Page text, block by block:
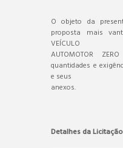
O objeto da
proposta mais
VEÍCULO
AUTOMOTOR
quantidades e
e seus
anexos.
Detalhes da